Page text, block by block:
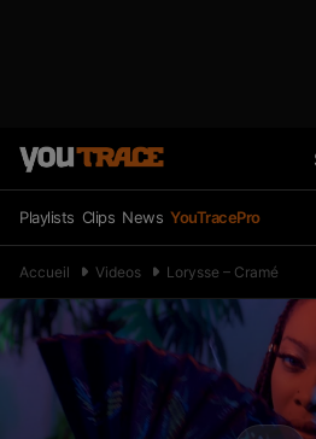
Playlists Clips News YouTracePro
Accueil Videos Lorysse – Cramé